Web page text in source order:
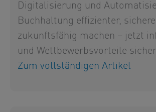
Digitalisierung und
Buchhaltung effizienter,
zukunftsfähig machen – jetzt
und Wettbewerbsvorteile
Zum vollständigen Artikel